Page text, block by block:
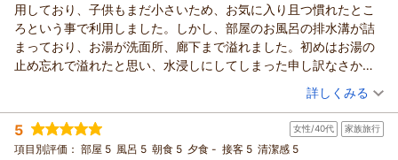
用しており、子供もまだ小さいため、お気に入り且つ慣れたとこ
ろという事で利用しました。しかし、部屋のお風呂の排水溝が詰
まっており、お湯が洗面所、廊下まで溢れました。初めはお湯の
止め忘れで溢れたと思い、水浸しにしてしまった申し訳なさか
ら、フロントに状況だけお伝えしました。冷静になって考える
と、規定量まで水を入れると排水されるはずですが、流れず、排
水溝が完全に詰まっていました。お風呂の栓を抜いたら更に溢れ
る状態でした。お風呂を利用する前で良かったですが、もし入浴
（投稿日：2026/08/06）
宿泊時期： 2026年07月宿泊 (子連れ旅行)
投稿者： ナナキさん
宿泊プラン： 【60日前まで】早い予約がお得！早期シンプルステイ（素泊ま
詳しくみる
5 女性/40代 家族旅行
項目別評価： 部屋 5 風呂 5 朝食 5 夕食 - 接客 5 清潔感 5